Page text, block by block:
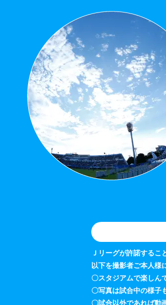
Ｊリーグが許諾するこ
以下を撮影者ご本人様
〇スタジアムで楽しん
〇写真は試合中の様子
〇試合以外であれば動